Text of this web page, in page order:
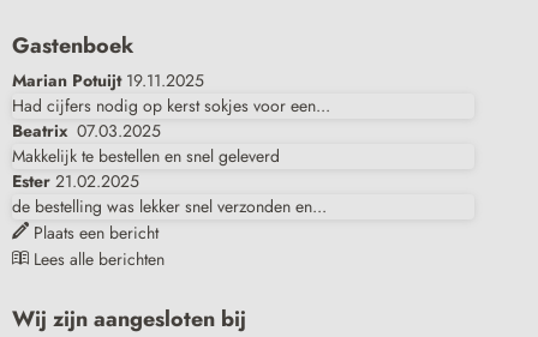
Gastenboek
Marian Potuijt 19.11.2025
Had cijfers nodig op kerst sokjes voor een...
Beatrix 07.03.2025
Makkelijk te bestellen en snel geleverd
Ester 21.02.2025
de bestelling was lekker snel verzonden en...
Plaats een bericht
Lees alle berichten
Wij zijn aangesloten bij